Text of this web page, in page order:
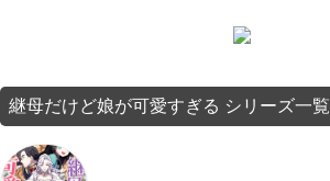
継母だけど娘が可愛すぎる シリーズ一覧